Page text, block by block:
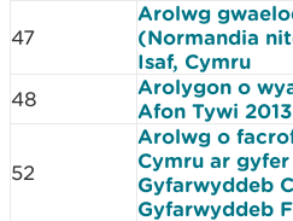
47
Arolwg
(Normandia
Isaf, Cymru
48
Arolygon o
Afon Tywi
52
Arolwg o
Cymru ar
Gyfarwyddeb
Gyfarwyddeb